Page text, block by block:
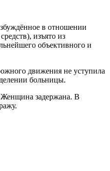
в отношении
изъято из
объективного и
движения не уступила
больницы.
Женщина задержана. В